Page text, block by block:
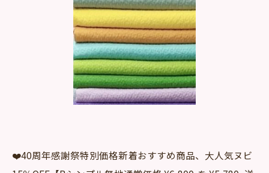
❤️40周年感謝祭特別価格新着おすすめ商品、大人気ヌビ